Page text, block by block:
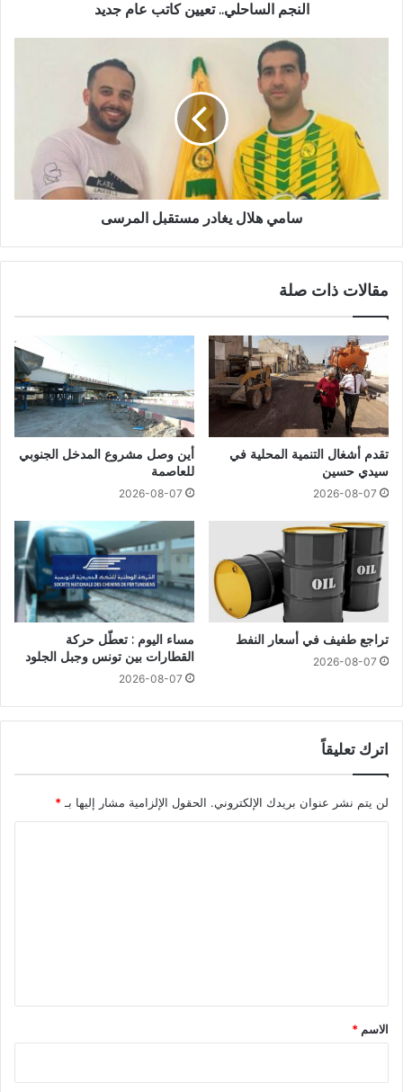
النجم الساحلي.. تعيين كاتب عام جديد
سامي هلال يغادر مستقبل المرسى
مقالات ذات صلة
تقدم أشغال التنمية المحلية في
سيدي حسين
2026-08-07
أين وصل مشروع المدخل الجنوبي
للعاصمة
2026-08-07
تراجع طفيف في أسعار النفط
2026-08-07
مساء اليوم : تعطّل حركة
القطارات بين تونس وجبل الجلود
2026-08-07
اترك تعليقاً
لن يتم نشر عنوان بريدك الإلكتروني. الحقول الإلزامية مشار إليها بـ *
*
الاسم *